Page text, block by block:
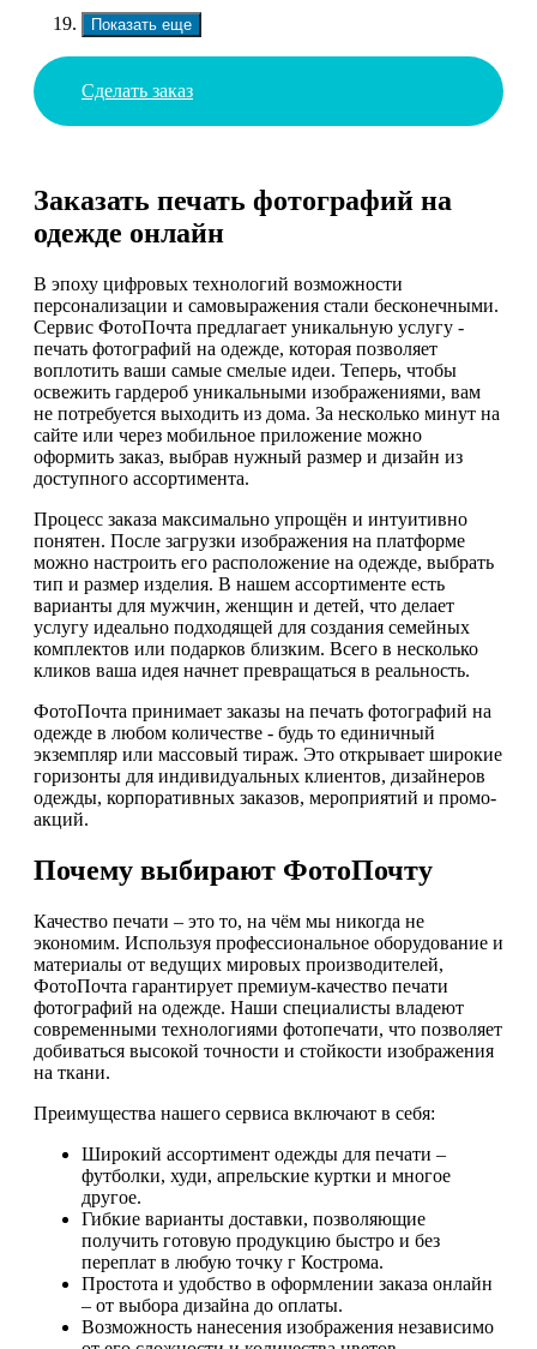
Показать еще
Сделать заказ
Заказать печать фотографий на
одежде онлайн
В эпоху цифровых технологий возможности
персонализации и самовыражения стали бесконечными.
Сервис ФотоПочта предлагает уникальную услугу -
печать фотографий на одежде, которая позволяет
воплотить ваши самые смелые идеи. Теперь, чтобы
освежить гардероб уникальными изображениями, вам
не потребуется выходить из дома. За несколько минут на
сайте или через мобильное приложение можно
оформить заказ, выбрав нужный размер и дизайн из
доступного ассортимента.
Процесс заказа максимально упрощён и интуитивно
понятен. После загрузки изображения на платформе
можно настроить его расположение на одежде, выбрать
тип и размер изделия. В нашем ассортименте есть
варианты для мужчин, женщин и детей, что делает
услугу идеально подходящей для создания семейных
комплектов или подарков близким. Всего в несколько
кликов ваша идея начнет превращаться в реальность.
ФотоПочта принимает заказы на печать фотографий на
одежде в любом количестве - будь то единичный
экземпляр или массовый тираж. Это открывает широкие
горизонты для индивидуальных клиентов, дизайнеров
одежды, корпоративных заказов, мероприятий и промо-
акций.
Почему выбирают ФотоПочту
Качество печати – это то, на чём мы никогда не
экономим. Используя профессиональное оборудование и
материалы от ведущих мировых производителей,
ФотоПочта гарантирует премиум-качество печати
фотографий на одежде. Наши специалисты владеют
современными технологиями фотопечати, что позволяет
добиваться высокой точности и стойкости изображения
на ткани.
Преимущества нашего сервиса включают в себя:
Широкий ассортимент одежды для печати –
футболки, худи, апрельские куртки и многое
другое.
Гибкие варианты доставки, позволяющие
получить готовую продукцию быстро и без
переплат в любую точку г Кострома.
Простота и удобство в оформлении заказа онлайн
– от выбора дизайна до оплаты.
Возможность нанесения изображения независимо